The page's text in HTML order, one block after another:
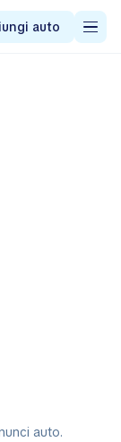
auto
auto.